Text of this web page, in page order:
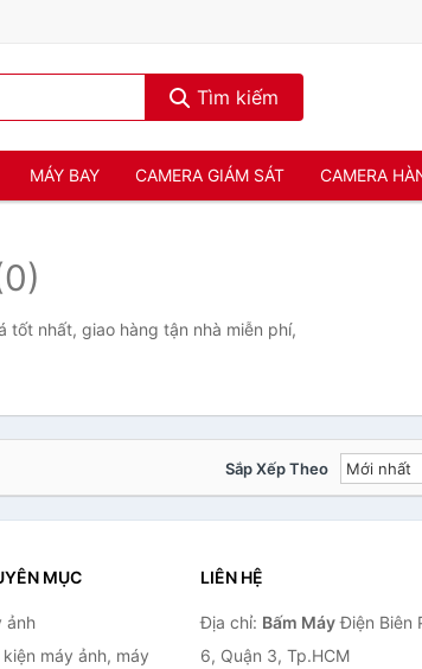
Tìm kiếm
MÁY BAY CAMERA GIÁM SÁT CAMERA
nhất, giao hàng tận nhà miễn phí,
Sắp Xếp Theo
MỤC
ảnh
kiện máy ảnh, máy
LIÊN HỆ
Địa chỉ: Bấm MáyĐiện Biên
6, Quận 3, Tp.HCM